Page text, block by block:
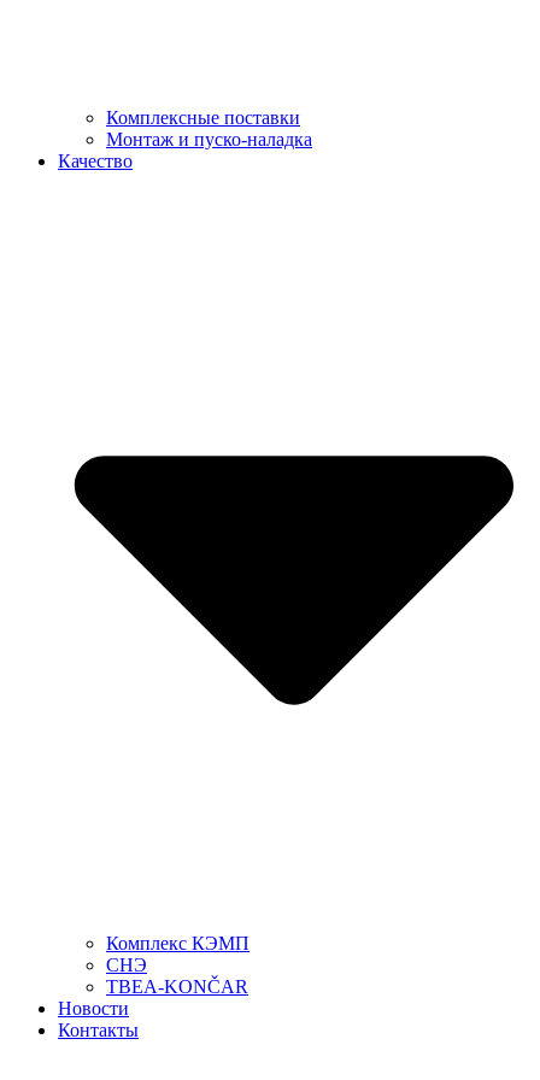
Комплексные поставки
Монтаж и пуско-наладка
Качество
Комплекс КЭМП
СНЭ
TBEA-KONČAR
Новости
Контакты